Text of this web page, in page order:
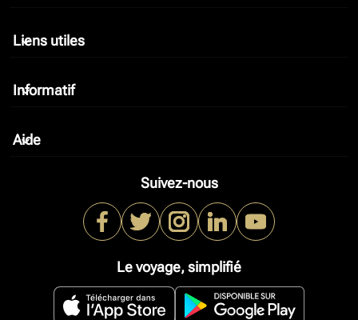
Liens utiles
keyboard_arrow_down
Informatif
keyboard_arrow_down
Aide
keyboard_arrow_down
Suivez-nous
Le voyage, simplifié